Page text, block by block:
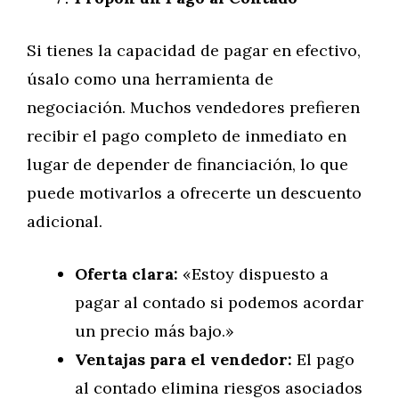
Si tienes la capacidad de pagar en efectivo,
úsalo como una herramienta de
negociación. Muchos vendedores prefieren
recibir el pago completo de inmediato en
lugar de depender de financiación, lo que
puede motivarlos a ofrecerte un descuento
adicional.
Oferta clara: «Estoy dispuesto a
pagar al contado si podemos acordar
un precio más bajo.»
Ventajas para el vendedor: El pago
al contado elimina riesgos asociados